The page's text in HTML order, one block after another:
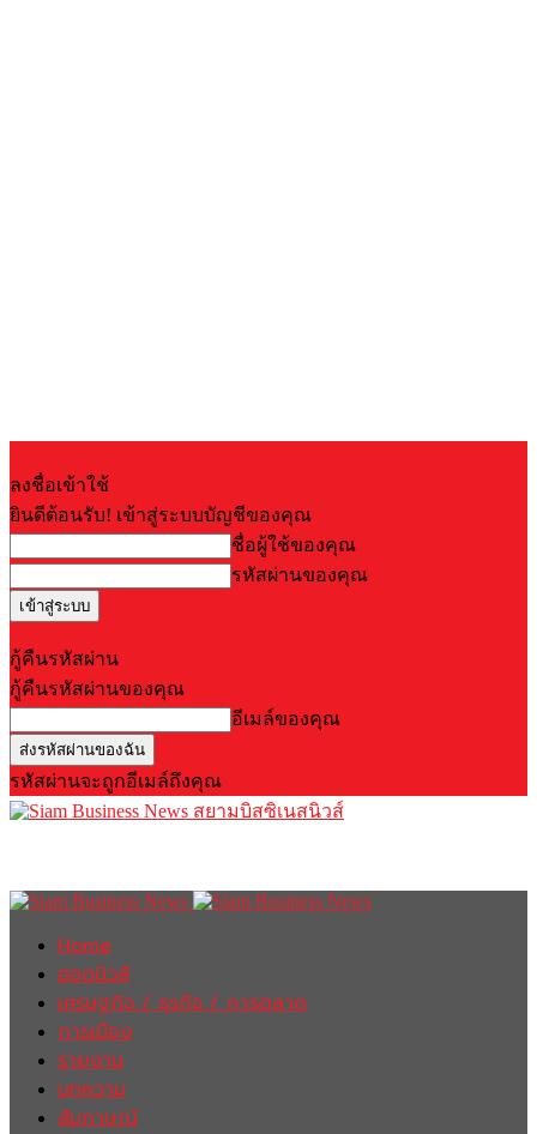
ลงชื่อเข้าใช้
ยินดีต้อนรับ! เข้าสู่ระบบบัญชีของคุณ
ชื่อผู้ใช้ของคุณ
รหัสผ่านของคุณ
กู้คืนรหัสผ่าน
กู้คืนรหัสผ่านของคุณ
อีเมล์ของคุณ
รหัสผ่านจะถูกอีเมล์ถึงคุณ
สยามบิสซิเนสนิวส์
Home
ฮอตนิวส์
เศรษฐกิจ / ธุรกิจ / การตลาด
การเมือง
รายงาน
บทความ
สัมภาษณ์